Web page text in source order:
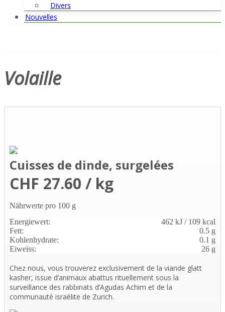
Divers
Nouvelles
Volaille
Cuisses de dinde, surgelées
CHF 27.60 / kg
Nährwerte pro 100 g
Energiewert:
462 kJ / 109 kcal
Fett:
0.5 g
Kohlenhydrate:
0.1 g
Eiweiss:
26 g
Chez nous, vous trouverez exclusivement de la viande glatt
kasher, issue d’animaux abattus rituellement sous la
surveillance des rabbinats d’Agudas Achim et de la
communauté israélite de Zurich.